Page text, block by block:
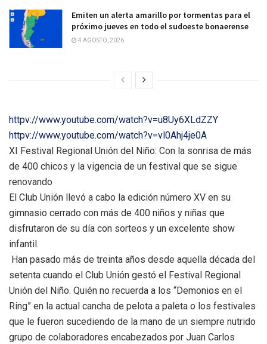
Emiten un alerta amarillo por tormentas para el
próximo jueves en todo el sudoeste bonaerense
4 AGOSTO, 2026
httpv://www.youtube.com/watch?v=u8Uy6XLdZZY
httpv://www.youtube.com/watch?v=vl0Ahj4je0A
XI Festival Regional Unión del Niño: Con la sonrisa de más
de 400 chicos y la vigencia de un festival que se sigue
renovando
El Club Unión llevó a cabo la edición número XV en su
gimnasio cerrado con más de 400 niños y niñas que
disfrutaron de su día con sorteos y un excelente show
infantil.
Han pasado más de treinta años desde aquella década del
setenta cuando el Club Unión gestó el Festival Regional
Unión del Niño. Quién no recuerda a los “Demonios en el
Ring” en la actual cancha de pelota a paleta o los festivales
que le fueron sucediendo de la mano de un siempre nutrido
grupo de colaboradores encabezados por Juan Carlos